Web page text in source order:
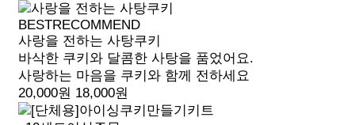
BESTRECOMMEND
사랑을 전하는 사탕쿠키
바삭한 쿠키와 달콤한 사탕을 품었어요.
사랑하는 마음을 쿠키와 함께 전하세요
20,000원 18,000원